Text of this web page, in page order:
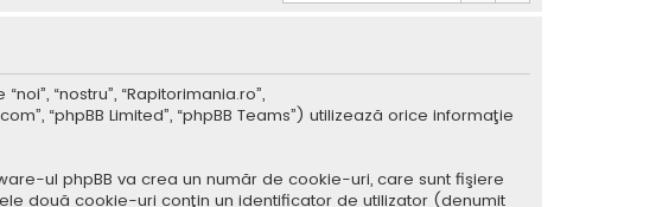
“nostru”, “Rapitorimania.ro”,
“phpBB Limited”, “phpBB Teams”) utilizează orice informaţie
ul phpBB va crea un număr de cookie-uri, care sunt fişiere
două cookie-uri conţin un identificator de utilizator (denumit